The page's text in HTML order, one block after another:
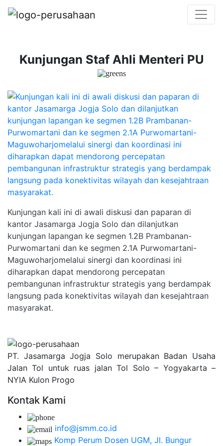
Kunjungan Staf Ahli Menteri PU
Kunjungan kali ini di awali diskusi dan paparan di
kantor Jasamarga Jogja Solo dan dilanjutkan
kunjungan lapangan ke segmen 1.2B Prambanan-
Purwomartani dan ke segmen 2.1A Purwomartani-
Maguwoharjomelalui sinergi dan koordinasi ini
diharapkan dapat mendorong percepatan
pembangunan infrastruktur strategis yang berdampak
langsung pada konektivitas wilayah dan kesejahtraan
masyarakat.
PT. Jasamarga Jogja Solo merupakan Badan Usaha
Jalan Tol untuk ruas jalan Tol Solo – Yogyakarta –
NYIA Kulon Progo
Kontak Kami
info@jsmm.co.id
Komp Perum Dosen UGM, Jl. Bungur